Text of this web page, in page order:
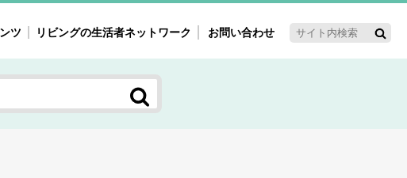
ツ
注目ターゲット・重点テーマ
40'ｓ～60'ｓマーケット研究室
リビングの生活者ネットワーク お問い合わせ